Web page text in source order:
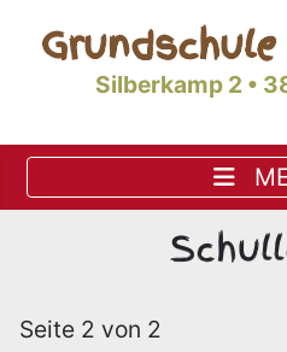
Silberkamp 2 •
Seite 2 von 2